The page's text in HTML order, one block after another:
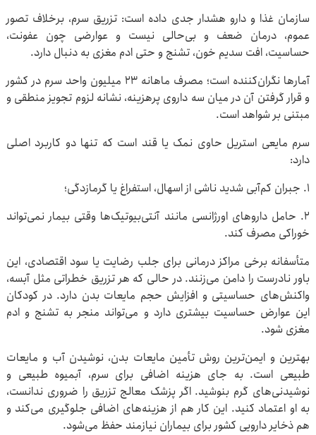
سازمان غذا و دارو هشدار جدی داده است: تزریق سرم، برخلاف تصور
عموم، درمان ضعف و بی‌حالی نیست و عوارضی چون عفونت،
حساسیت، افت سدیم خون، تشنج و حتی ادم مغزی به دنبال دارد.
آمارها نگران‌کننده است؛ مصرف ماهانه ۲۳ میلیون واحد سرم در کشور
و قرار گرفتن آن در میان سه داروی پرهزینه، نشانه لزوم تجویز منطقی و
مبتنی بر شواهد است.
سرم مایعی استریل حاوی نمک یا قند است که تنها دو کاربرد اصلی
دارد:
۱. جبران کم‌آبی شدید ناشی از اسهال، استفراغ یا گرمازدگی؛
۲. حامل داروهای اورژانسی مانند آنتی‌بیوتیک‌ها وقتی بیمار نمی‌تواند
خوراکی مصرف کند.
متأسفانه برخی مراکز درمانی برای جلب رضایت یا سود اقتصادی، این
باور نادرست را دامن می‌زنند. در حالی که هر تزریق خطراتی مثل آبسه،
واکنش‌های حساسیتی و افزایش حجم مایعات بدن دارد. در کودکان
این عوارض حساسیت بیشتری دارد و می‌تواند منجر به تشنج و ادم
مغزی شود.
بهترین و ایمن‌ترین روش تأمین مایعات بدن، نوشیدن آب و مایعات
طبیعی است. به جای هزینه اضافی برای سرم، آبمیوه طبیعی و
نوشیدنی‌های گرم بنوشید. اگر پزشک معالج تزریق را ضروری ندانست،
به او اعتماد کنید. این کار هم از هزینه‌های اضافی جلوگیری می‌کند و
هم ذخایر دارویی کشور برای بیماران نیازمند حفظ می‌شود.